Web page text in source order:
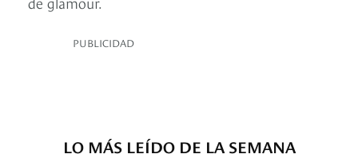
PUBLICIDAD
LO MÁS LEÍDO DE LA SEMANA